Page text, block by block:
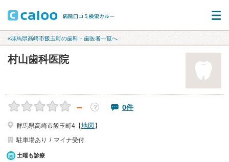
«群馬県高崎市飯玉町の歯科・歯医者一覧へ
村山歯科医院
－ ？ 0件
群馬県高崎市飯玉町4【地図 】
駐車場あり
マイナ受付
土曜も診療